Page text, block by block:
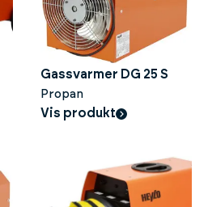
Gassvarmer DG 25 S
Propan
Vis produkt